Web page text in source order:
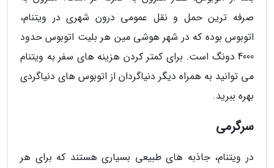
صرفه ترین حمل و نقل عمومی درون شهری در ویتنام،
اتوبوس بوده که در شهر هوشی مین هر بلیت اتوبوس حدود
4000 دونگ است. برای کمتر کردن هزینه های سفر به ویتنام
می توانید به همراه دیگر دنیاگردان از اتوبوس های دنیاگردی
بهره ببرید.
سرگرمی
در ویتنام، جاذبه های طبیعی بسیاری هستند که برای هر